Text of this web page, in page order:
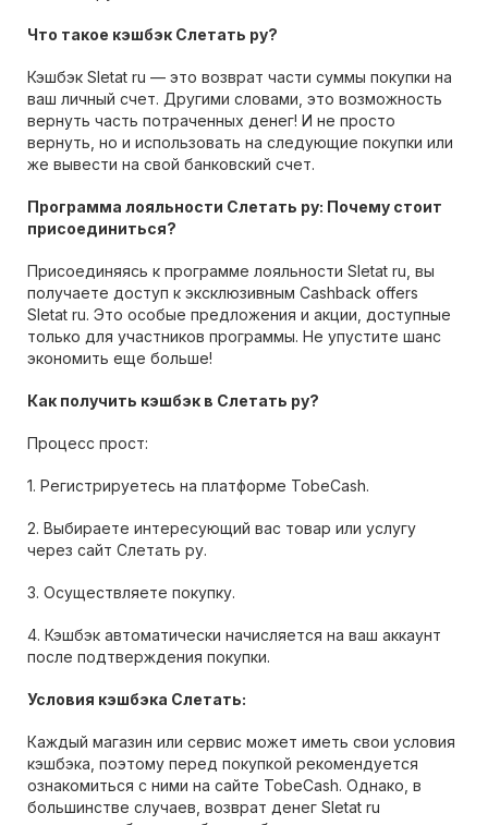
Что такое кэшбэк Слетать ру?
Кэшбэк Sletat ru — это возврат части суммы покупки на
ваш личный счет. Другими словами, это возможность
вернуть часть потраченных денег! И не просто
вернуть, но и использовать на следующие покупки или
же вывести на свой банковский счет.
Программа лояльности Слетать ру: Почему стоит
присоединиться?
Присоединяясь к программе лояльности Sletat ru, вы
получаете доступ к эксклюзивным Cashback offers
Sletat ru. Это особые предложения и акции, доступные
только для участников программы. Не упустите шанс
экономить еще больше!
Как получить кэшбэк в Слетать ру?
Процесс прост:
1. Регистрируетесь на платформе TobeCash.
2. Выбираете интересующий вас товар или услугу
через сайт Слетать ру.
3. Осуществляете покупку.
4. Кэшбэк автоматически начисляется на ваш аккаунт
после подтверждения покупки.
Условия кэшбэка Слетать:
Каждый магазин или сервис может иметь свои условия
кэшбэка, поэтому перед покупкой рекомендуется
ознакомиться с ними на сайте TobeCash. Однако, в
большинстве случаев, возврат денег Sletat ru